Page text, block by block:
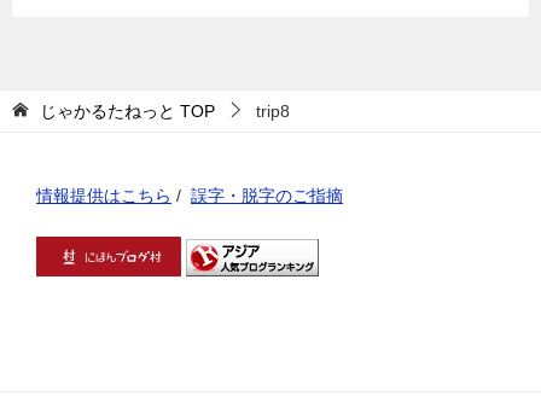
じゃかるたねっと TOP trip8
情報提供はこちら / 誤字・脱字のご指摘